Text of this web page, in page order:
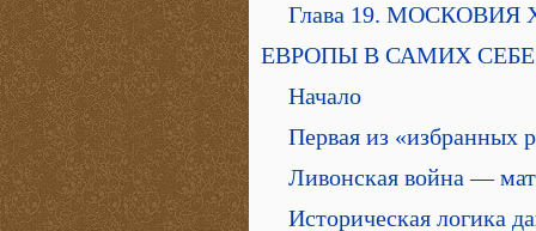
Глава 19.
ЕВРОПЫ В САМИХ СЕБЕ
Начало
Первая из «избранных
Ливонская война —
Историческая логика